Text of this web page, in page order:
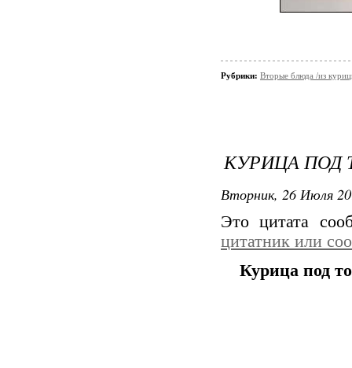
Рубрики: Вторые блюда /из
КУРИЦА
Вторник, 26 Июля
Это цитата
цитатник или
Курица под